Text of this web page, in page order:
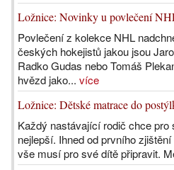
Ložnice: Novinky u povlečení
Povlečení z kolekce NHL
českých hokejistů jakou jsou
Radko Gudas nebo Tomáš
hvězd jako... více
Ložnice: Dětské matrace do
Každý nastávající rodič chce pro
nejlepší. Ihned od prvního
vše musí pro své dítě připravit.